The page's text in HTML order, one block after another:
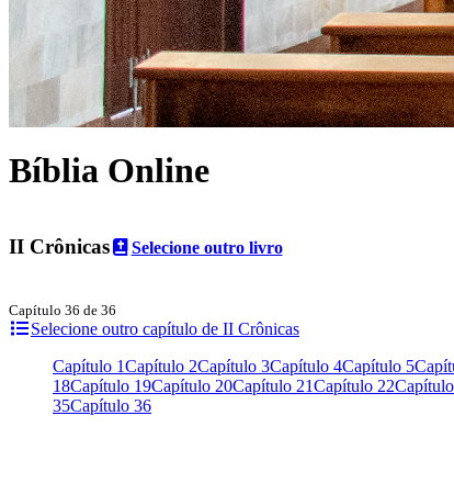
Bíblia Online
II Crônicas Selecione outro livro
Capítulo 36 de 36
Selecione outro capítulo de II Crônicas
Capítulo 1Capítulo 2Capítulo 3Capítulo 4Capítulo 5
18Capítulo 19Capítulo 20Capítulo 21Capítulo 22
35Capítulo 36